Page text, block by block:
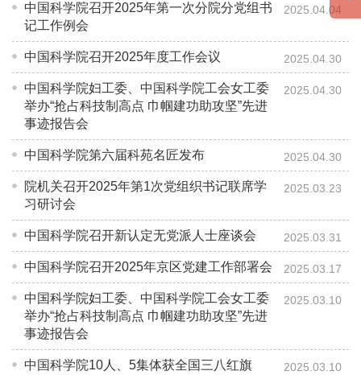
中国科学院召开2025年第一次分院分党组书
记工作例会
2025.04.04
中国科学院召开2025年度工作会议 2025.04.30
中国科学院妇工委、中国科学院工会女工委
举办“抢占科技制高点 巾帼建功助攻坚”先进
事迹报告会
2025.04.30
中国科学院第六届科苑名匠发布 2025.04.30
院机关召开2025年第1次党组织书记联席学
习研讨会
2025.03.23
中国科学院召开新认定无党派人士座谈会 2025.03.31
中国科学院召开2025年京区党建工作部署会 2025.03.17
中国科学院妇工委、中国科学院工会女工委
举办“抢占科技制高点 巾帼建功助攻坚”先进
事迹报告会
2025.03.10
中国科学院10人、5集体获全国三八红旗
2025.03.10